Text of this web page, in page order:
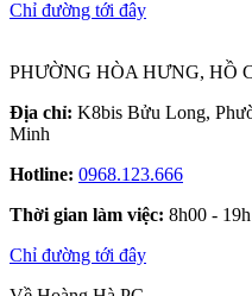
Chỉ đường tới đây
PHƯỜNG HÒA HƯNG, HỒ
Địa chỉ: K8bis Bửu Long,
Minh
Hotline: 0968.123.666
Thời gian làm việc: 8h00 - 19h
Chỉ đường tới đây